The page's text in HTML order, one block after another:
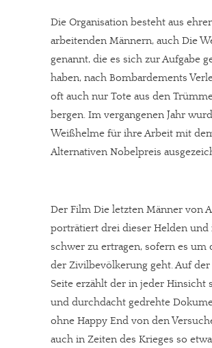
Die Organisation besteht aus
arbeitenden Männern, auch Die
genannt, die es sich zur Aufgabe
haben, nach Bombardements
oft auch nur Tote aus den
bergen. Im vergangenen Jahr
Weißhelme für ihre Arbeit mit
Alternativen Nobelpreis
Der Film Die letzten Männer von
porträtiert drei dieser Helden und
schwer zu ertragen, sofern es um
der Zivilbevölkerung geht. Auf der
Seite erzählt der in jeder Hinsicht
und durchdacht gedrehte
ohne Happy End von den
auch in Zeiten des Krieges so